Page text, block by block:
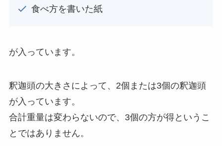
食べ方を書いた紙
が入っています。
釈迦頭の大きさによって、2個または3個の釈迦頭
が入っています。
合計重量は変わらないので、3個の方が得というこ
とではありません。